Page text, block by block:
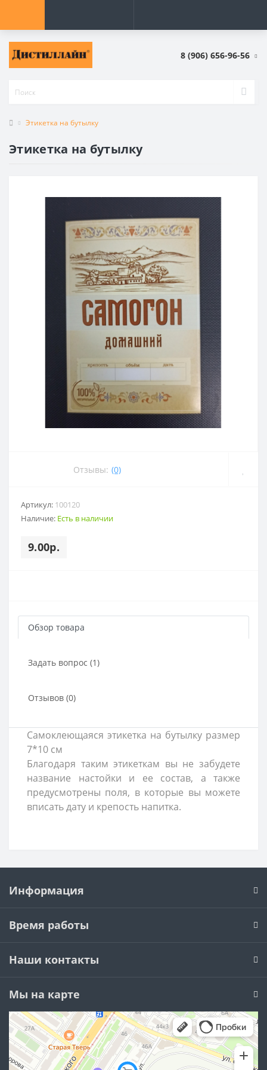
8 (906) 656-96-56
Этикетка на бутылку
Этикетка на бутылку
Отзывы: (0)
Артикул: 100120
Наличие: Есть в наличии
9.00р.
Обзор товара
Задать вопрос (1)
Отзывов (0)
Самоклеющаяся этикетка на бутылку размер
7*10 см
Благодаря таким этикеткам вы не забудете
название настойки и ее состав, а также
предусмотрены поля, в которые вы можете
вписать дату и крепость напитка.
Информация
Время работы
Наши контакты
Мы на карте